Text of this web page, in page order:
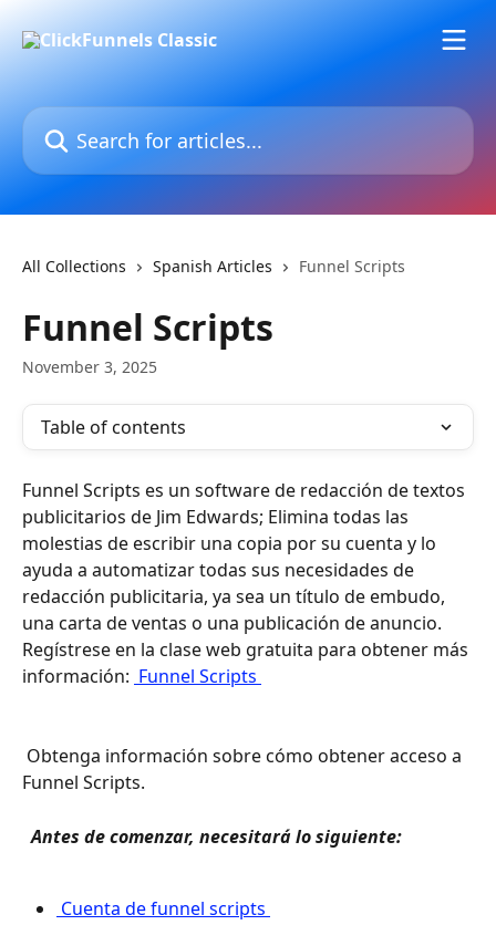
Search for articles...
All Collections Spanish Articles Funnel Scripts
Funnel Scripts
November 3, 2025
Table of contents
Funnel Scripts es un software de redacción de textos
publicitarios de Jim Edwards; Elimina todas las
molestias de escribir una copia por su cuenta y lo
ayuda a automatizar todas sus necesidades de
redacción publicitaria, ya sea un título de embudo,
una carta de ventas o una publicación de anuncio.
Regístrese en la clase web gratuita para obtener más
información: Funnel Scripts
Funnel Scripts.
Antes de comenzar, necesitará lo siguiente:
Cuenta de funnel scripts